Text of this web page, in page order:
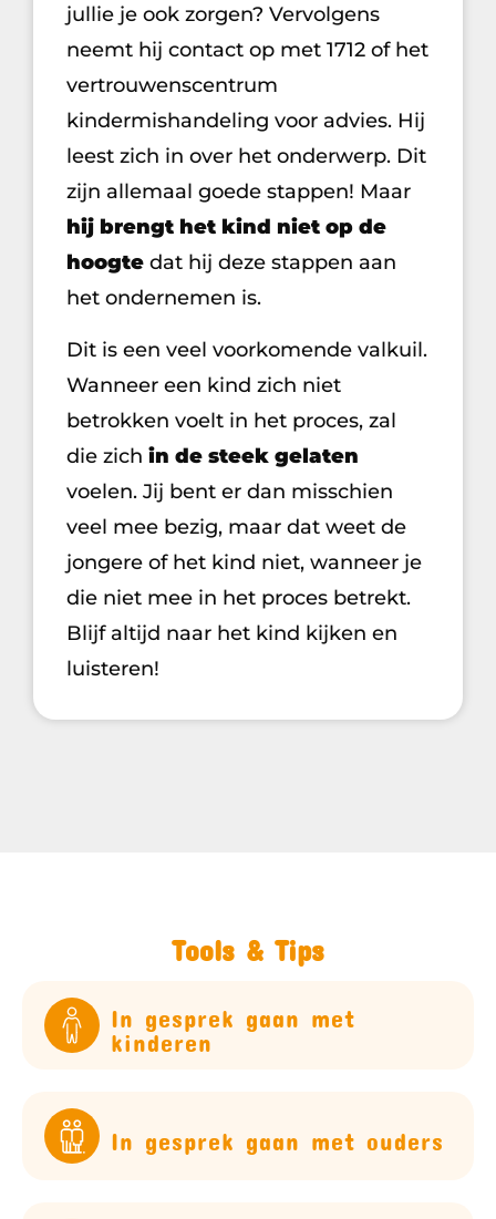
jullie je ook zorgen? Vervolgens
neemt hij contact op met 1712 of het
vertrouwenscentrum
kindermishandeling voor advies. Hij
leest zich in over het onderwerp. Dit
zijn allemaal goede stappen! Maar
hij brengt het kind niet op de
hoogte dat hij deze stappen aan
het ondernemen is.
Dit is een veel voorkomende valkuil.
Wanneer een kind zich niet
betrokken voelt in het proces, zal
die zich in de steek gelaten
voelen. Jij bent er dan misschien
veel mee bezig, maar dat weet de
jongere of het kind niet, wanneer je
die niet mee in het proces betrekt.
Blijf altijd naar het kind kijken en
luisteren!
Tools & Tips
In gesprek gaan met
kinderen
In gesprek gaan met ouders